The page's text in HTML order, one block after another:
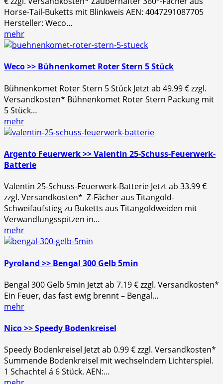
Horse-Tail-Buketts mit Blinkweis AEN: 4047291087705
Hersteller: Weco…
mehr
Weco >> Bühnenkomet Roter Stern 5 Stück
Bühnenkomet Roter Stern 5 Stück Jetzt ab 49.99 € zzgl.
Versandkosten* Bühnenkomet Roter Stern Packung mit
5 Stück…
mehr
Argento Feuerwerk >> Valentin 25-Schuss-Feuerwerk-
Batterie
Valentin 25-Schuss-Feuerwerk-Batterie Jetzt ab 33.99 €
zzgl. Versandkosten* Z-Fächer aus Titangold-
Schweifaufstieg zu Buketts aus Titangoldweiden mit
Verwandlungsspitzen in…
mehr
Pyroland >> Bengal 300 Gelb 5min
Bengal 300 Gelb 5min Jetzt ab 7.19 € zzgl. Versandkosten*
Ein Feuer, das fast ewig brennt – Bengal…
mehr
Nico >> Speedy Bodenkreisel
Speedy Bodenkreisel Jetzt ab 0.99 € zzgl. Versandkosten*
Summende Bodenkreisel mit wechselndem Lichterspiel.
1 Schachtel á 6 Stück. AEN:…